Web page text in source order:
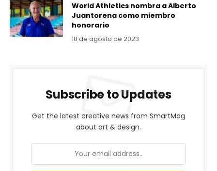
World Athletics nombra a Alberto
Juantorena como miembro
honorario
18 de agosto de 2023
Subscribe to Updates
Get the latest creative news from SmartMag
about art & design.